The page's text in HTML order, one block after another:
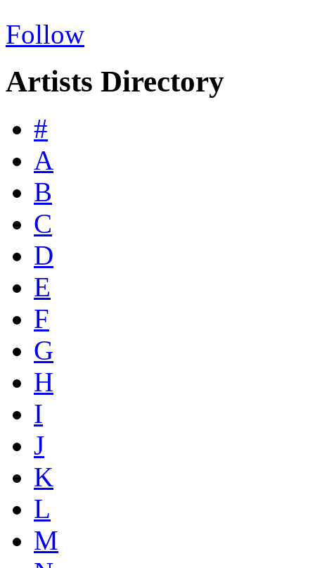
Follow
Artists Directory
#
A
B
C
D
E
F
G
H
I
J
K
L
M